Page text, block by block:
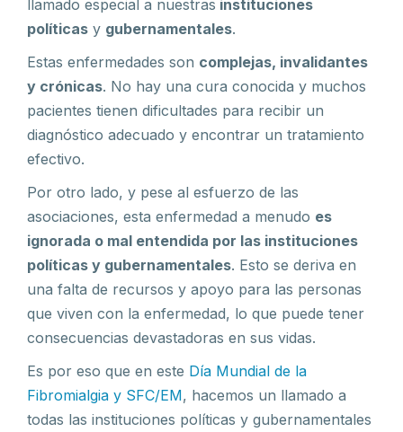
llamado especial a nuestras instituciones
políticas y gubernamentales.
Estas enfermedades son complejas, invalidantes
y crónicas. No hay una cura conocida y muchos
pacientes tienen dificultades para recibir un
diagnóstico adecuado y encontrar un tratamiento
efectivo.
Por otro lado, y pese al esfuerzo de las
asociaciones, esta enfermedad a menudo es
ignorada o mal entendida por las instituciones
políticas y gubernamentales. Esto se deriva en
una falta de recursos y apoyo para las personas
que viven con la enfermedad, lo que puede tener
consecuencias devastadoras en sus vidas.
Es por eso que en este Día Mundial de la
Fibromialgia y SFC/EM, hacemos un llamado a
todas las instituciones políticas y gubernamentales